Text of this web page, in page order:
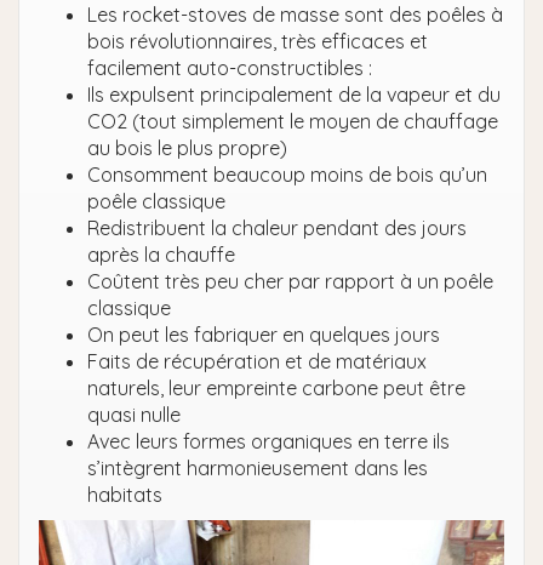
Les rocket-stoves de masse sont des poêles à
bois révolutionnaires, très efficaces et
facilement auto-constructibles :
Ils expulsent principalement de la vapeur et du
CO2 (tout simplement le moyen de chauffage
au bois le plus propre)
Consomment beaucoup moins de bois qu’un
poêle classique
Redistribuent la chaleur pendant des jours
après la chauffe
Coûtent très peu cher par rapport à un poêle
classique
On peut les fabriquer en quelques jours
Faits de récupération et de matériaux
naturels, leur empreinte carbone peut être
quasi nulle
Avec leurs formes organiques en terre ils
s’intègrent harmonieusement dans les
habitats